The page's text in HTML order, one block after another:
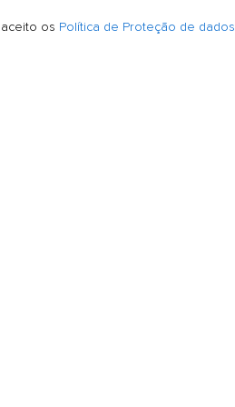
os Política de Proteção de dados